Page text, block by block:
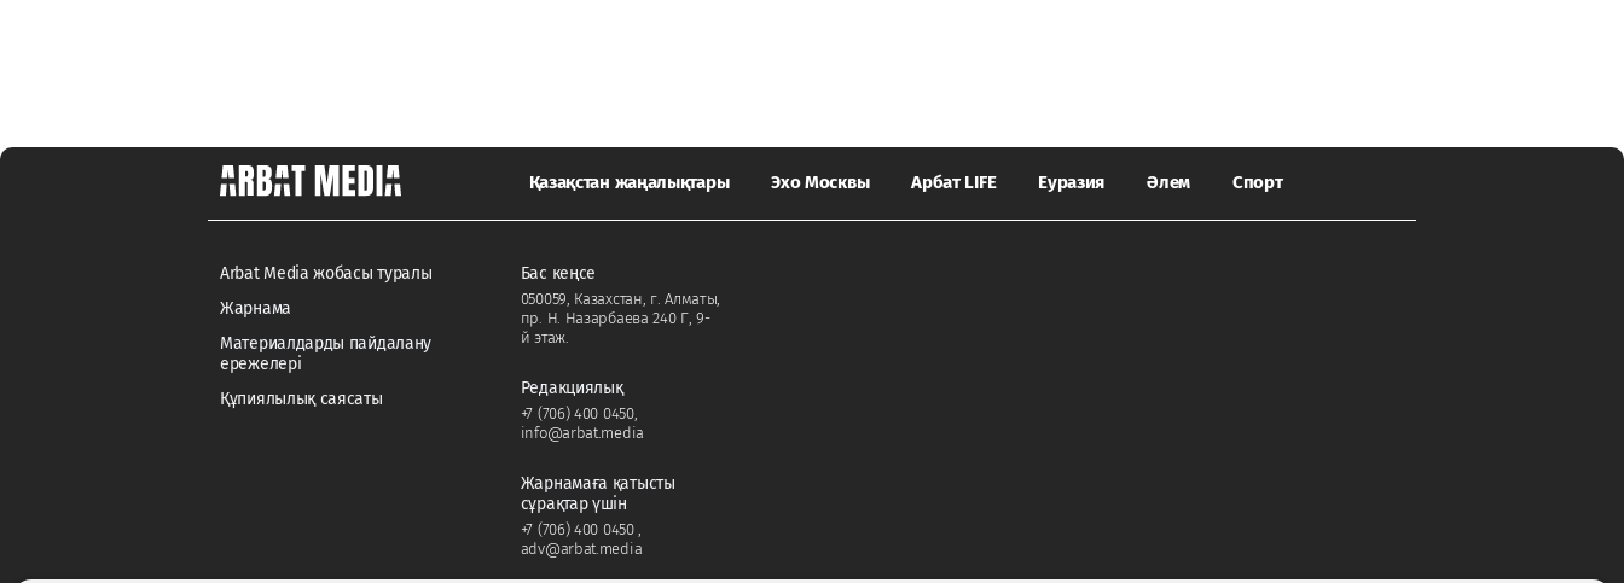
Қазақстан жаңалықтары Эхо Москвы Арбат LIFE Еуразия Әлем Спорт
Arbat Media жобасы туралы
Жарнама
Материалдарды пайдалану
ережелері
Құпиялылық саясаты
Бас кеңсе
050059, Казахстан, г. Алматы,
пр. Н. Назарбаева 240 Г, 9-
й этаж.
Редакциялық
+7 (706) 400 0450,
info@arbat.media
Жарнамаға қатысты
сұрақтар үшін
+7 (706) 400 0450
adv@arbat.media